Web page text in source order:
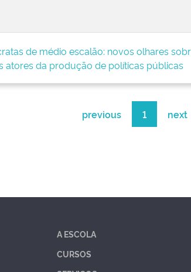
de médio escalão: novos olhares
atores da produção de políticas públicas
previous 1 next
A ESCOLA
CURSOS